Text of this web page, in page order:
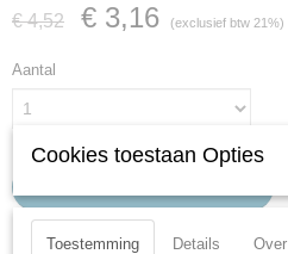
€ 4,52 € 3,16 (exclusief btw 21%)
Aantal
Cookies toestaan Opties
Toestemming Details Over